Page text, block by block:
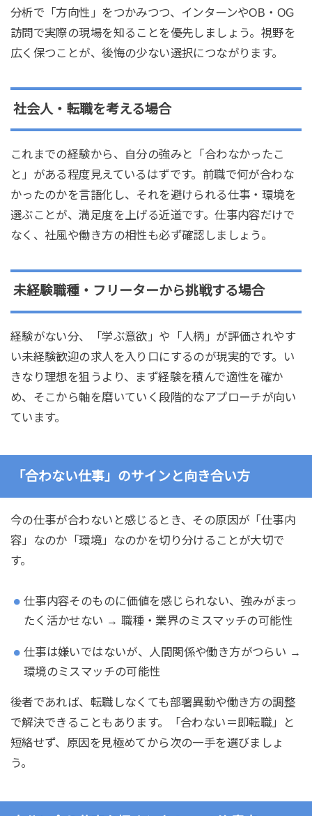
分析で「方向性」をつかみつつ、インターンやOB・OG
訪問で実際の現場を知ることを優先しましょう。視野を
広く保つことが、後悔の少ない選択につながります。
社会人・転職を考える場合
これまでの経験から、自分の強みと「合わなかったこ
と」がある程度見えているはずです。前職で何が合わな
かったのかを言語化し、それを避けられる仕事・環境を
選ぶことが、満足度を上げる近道です。仕事内容だけで
なく、社風や働き方の相性も必ず確認しましょう。
未経験職種・フリーターから挑戦する場合
経験がない分、「学ぶ意欲」や「人柄」が評価されやす
い未経験歓迎の求人を入り口にするのが現実的です。い
きなり理想を狙うより、まず経験を積んで適性を確か
め、そこから軸を磨いていく段階的なアプローチが向い
ています。
「合わない仕事」のサインと向き合い方
今の仕事が合わないと感じるとき、その原因が「仕事内
容」なのか「環境」なのかを切り分けることが大切で
す。
仕事内容そのものに価値を感じられない、強みがまっ
たく活かせない → 職種・業界のミスマッチの可能性
仕事は嫌いではないが、人間関係や働き方がつらい →
環境のミスマッチの可能性
後者であれば、転職しなくても部署異動や働き方の調整
で解決できることもあります。「合わない＝即転職」と
短絡せず、原因を見極めてから次の一手を選びましょ
う。